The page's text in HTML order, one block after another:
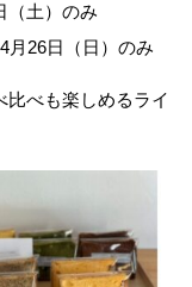
（土）のみ
月26日（日）のみ
べも楽しめるライ